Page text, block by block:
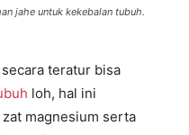
jahe untuk kekebalan tubuh.
teratur bisa
loh, hal ini
magnesium serta